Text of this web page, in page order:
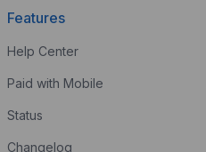
Features
Help Center
Paid with Mobile
Status
Changelog